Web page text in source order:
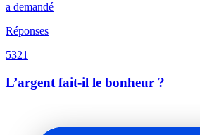
a demandé
Réponses
5321
L’argent fait-il le bonheur ?